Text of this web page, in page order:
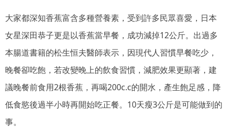
大家都深知香蕉富含多種營養素，受到許多民眾喜愛，日本
女星深田恭子更是以香蕉當早餐，成功減掉12公斤。出過多
本腸道書籍的松生恒夫醫師表示，因現代人習慣早餐吃少，
晚餐卻吃飽，若改變晚上的飲食習慣，減肥效果更顯著，建
議晚餐前食用2根香蕉，再喝200c.c的開水，產生飽足感，降
低食慾後過半小時再開始吃正餐。10天瘦3公斤是可能做到的
事。